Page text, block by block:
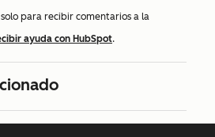
para recibir comentarios a la
ayuda con HubSpot.